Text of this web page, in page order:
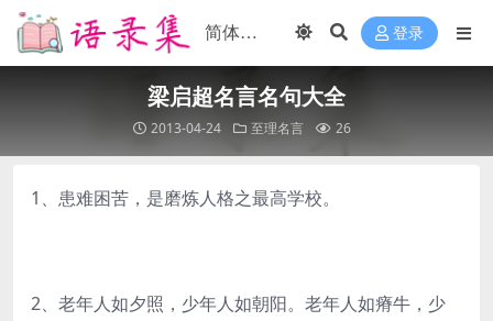
登录
梁启超名言名句大全
2013-04-24 至理名言 26
1、患难困苦，是磨炼人格之最高学校。
2、老年人如夕照，少年人如朝阳。老年人如瘠牛，少